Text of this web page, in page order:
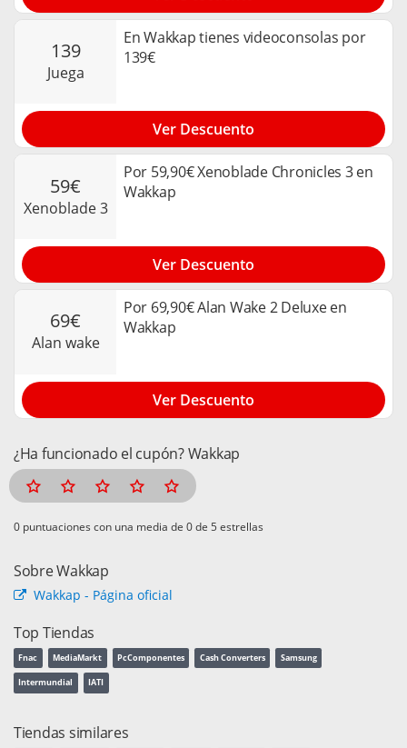
139
juega
En Wakkap tienes videoconsolas por
139€
Ver Descuento
59€
xenoblade 3
Por 59,90€ Xenoblade Chronicles 3 en
Wakkap
Ver Descuento
69€
alan wake
Por 69,90€ Alan Wake 2 Deluxe en
Wakkap
Ver Descuento
¿Ha funcionado el cupón? Wakkap
puntuaciones con una media de de 5 estrellas
Sobre Wakkap
Wakkap - Página oficial
Top Tiendas
Fnac MediaMarkt PcComponentes Cash Converters Samsung
Intermundial IATI
Tiendas similares